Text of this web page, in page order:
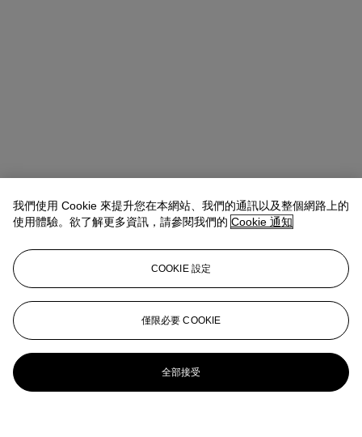
我們使用 Cookie 來提升您在本網站、我們的通訊以及整個網路上的
使用體驗。欲了解更多資訊，請參閱我們的 Cookie 通知
COOKIE 設定
僅限必要 COOKIE
全部接受